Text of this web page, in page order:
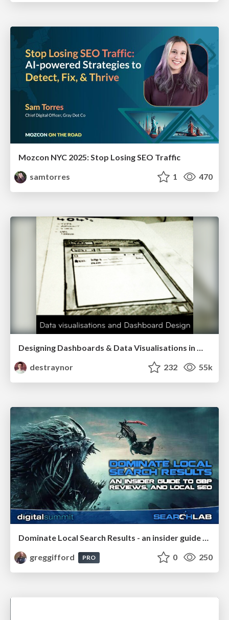
Mozcon NYC 2025: Stop Losing SEO Traffic
samtorres
1 470
destraynor
232 55k
Dominate Local Search Results - an insider guide to GBP, reviews, and Local SEO
greggifford
PRO 0 250